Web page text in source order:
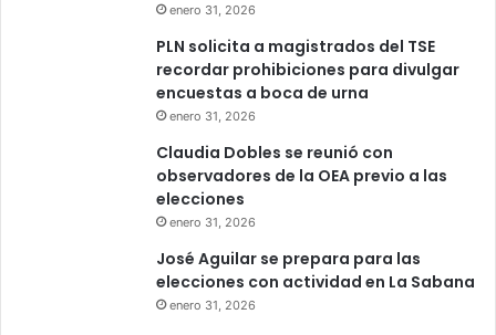
enero 31, 2026
PLN solicita a magistrados del TSE
recordar prohibiciones para divulgar
encuestas a boca de urna
enero 31, 2026
Claudia Dobles se reunió con
observadores de la OEA previo a las
elecciones
enero 31, 2026
José Aguilar se prepara para las
elecciones con actividad en La Sabana
enero 31, 2026